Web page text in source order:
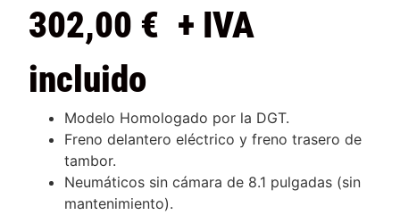
302,00 € + IVA
incluido
Modelo Homologado por la DGT.
Freno delantero eléctrico y freno trasero de
tambor.
Neumáticos sin cámara de 8.1 pulgadas (sin
mantenimiento).